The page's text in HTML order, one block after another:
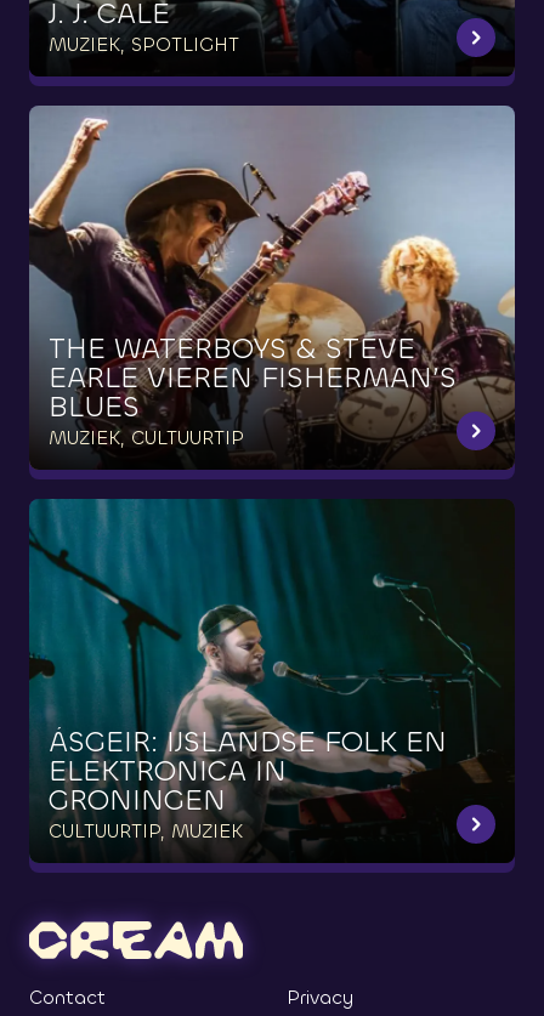
J. J. CALE
MUZIEK, SPOTLIGHT
THE WATERBOYS & STEVE
EARLE VIEREN FISHERMAN’S
BLUES
MUZIEK, CULTUURTIP
ÁSGEIR: IJSLANDSE FOLK EN
ELEKTRONICA IN
GRONINGEN
CULTUURTIP, MUZIEK
Contact Privacy